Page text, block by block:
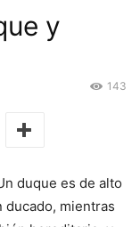
y
143
duque es de alto
mientras